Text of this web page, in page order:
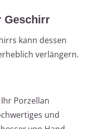
Geschirr
kann dessen
verlängern.
Porzellan
und